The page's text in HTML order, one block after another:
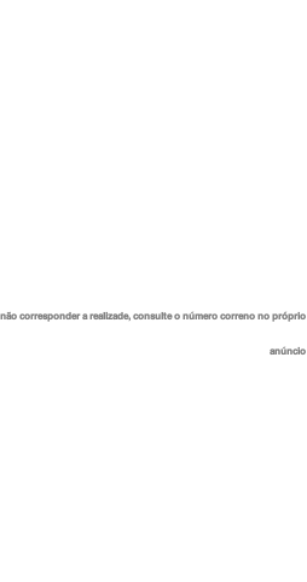
corresponder a realizade, consulte o número correno no próprio
anúncio